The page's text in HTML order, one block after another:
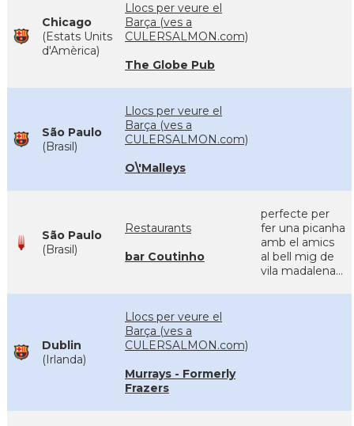
Chicago
(Estats Units
d'Amèrica)
Llocs per veure el
Barça (ves a
CULERSALMON.com)
The Globe Pub
São Paulo
(Brasil)
Llocs per veure el
Barça (ves a
CULERSALMON.com)
O\'Malleys
São Paulo
(Brasil)
Restaurants
bar Coutinho
perfecte per
fer una picanha
amb el amics
al bell mig de
vila madalena...
Dublin
(Irlanda)
Llocs per veure el
Barça (ves a
CULERSALMON.com)
Murrays - Formerly
Frazers